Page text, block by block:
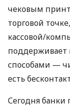
чековым
торговой
кассовой/
поддерживает
способами —
есть
Сегодня